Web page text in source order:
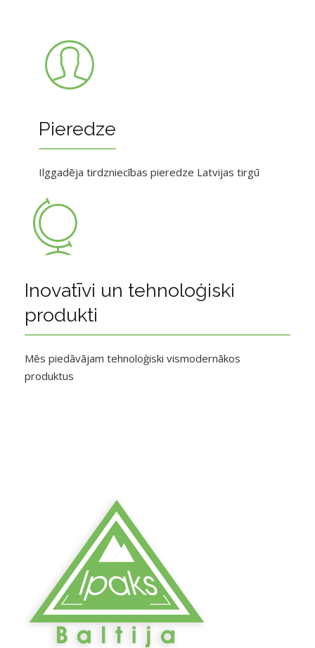
Pieredze
Ilggadēja tirdzniecības pieredze Latvijas tirgū
Inovatīvi un tehnoloģiski
produkti
Mēs piedāvājam tehnoloģiski vismodernākos
produktus